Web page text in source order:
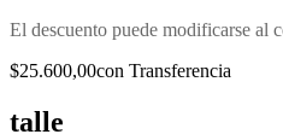
El descuento puede modificarse al
$25.600,00con Transferencia
talle